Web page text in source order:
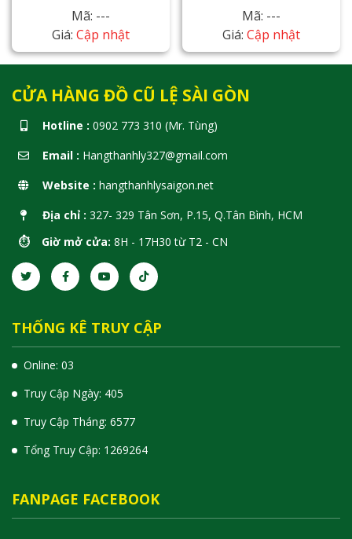
Mã: ---
Giá: Cập nhật
Mã: ---
Giá: Cập nhật
CỬA HÀNG ĐỒ CŨ LỆ SÀI GÒN
Hotline : 0902 773 310 (Mr. Tùng)
Email : Hangthanhly327@gmail.com
Website : hangthanhlysaigon.net
Địa chỉ : 327- 329 Tân Sơn, P.15, Q.Tân Bình, HCM
⏱️ Giờ mở cửa: 8H - 17H30 từ T2 - CN
THỐNG KÊ TRUY CẬP
Online: 03
Truy Cập Ngày: 405
Truy Cập Tháng: 6577
Tổng Truy Cập: 1 269264
FANPAGE FACEBOOK